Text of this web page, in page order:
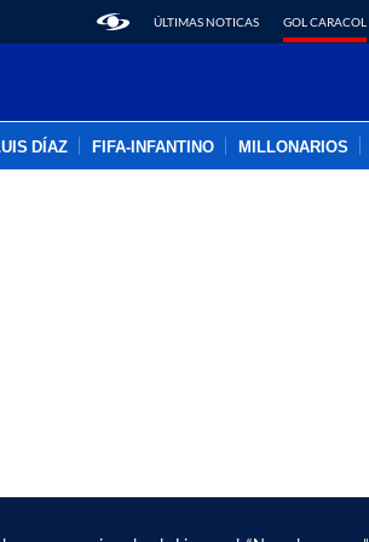
ÚLTIMAS NOTICAS GOL CARACOL
DÍAZ FIFA-INFANTINO MILLONARIOS